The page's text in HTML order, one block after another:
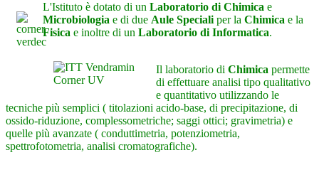
L'Istituto è dotato di un Laboratorio di Chimica e
Microbiologia e di due Aule Specialiper la Chimica e la
Fisica e inoltre di un Laboratorio di Informatica.
Il laboratorio diChimica permette
di effettuare analisi tipo qualitativo
e quantitativo utilizzando le
tecniche più semplici ( titolazioni acido-base, di precipitazione, di
ossido-riduzione, complessometriche; saggi ottici; gravimetria) e
quelle più avanzate ( conduttimetria, potenziometria,
spettrofotometria, analisi cromatografiche).